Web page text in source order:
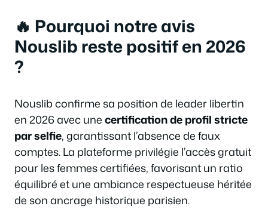
🔥 Pourquoi notre avis
Nouslib reste positif en 2026
?
Nouslib confirme sa position de leader libertin
en 2026 avec unecertification de profil stricte
par selfie, garantissant l’absence de faux
comptes. La plateforme privilégie l’accès gratuit
pour les femmes certifiées, favorisant un ratio
équilibré et une ambiance respectueuse héritée
de son ancrage historique parisien.